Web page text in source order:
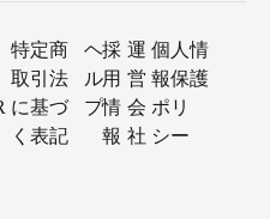
特定商
取引法
に基づ
く表記
ヘ
ル
プ
採
用
情
報
運
営
会
社
個人情
報保護
ポリ
シー